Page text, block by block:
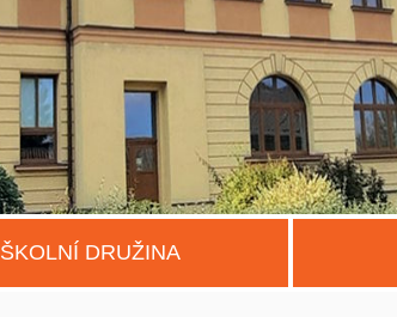
ŠKOLNÍ DRUŽINA